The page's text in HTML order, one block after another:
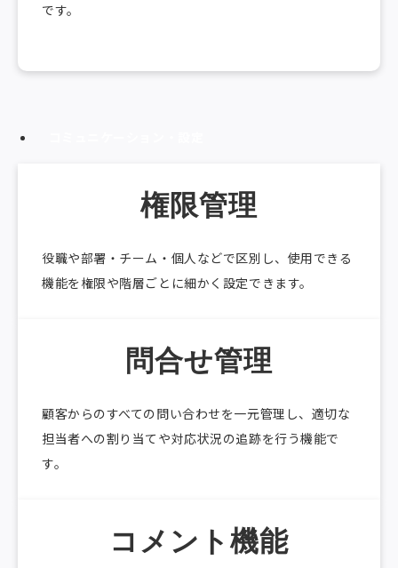
です。
権限管理
役職や部署・チーム・個人などで区別し、使用できる
機能を権限や階層ごとに細かく設定できます。
問合せ管理
顧客からのすべての問い合わせを一元管理し、適切な
担当者への割り当てや対応状況の追跡を行う機能で
す。
コメント機能